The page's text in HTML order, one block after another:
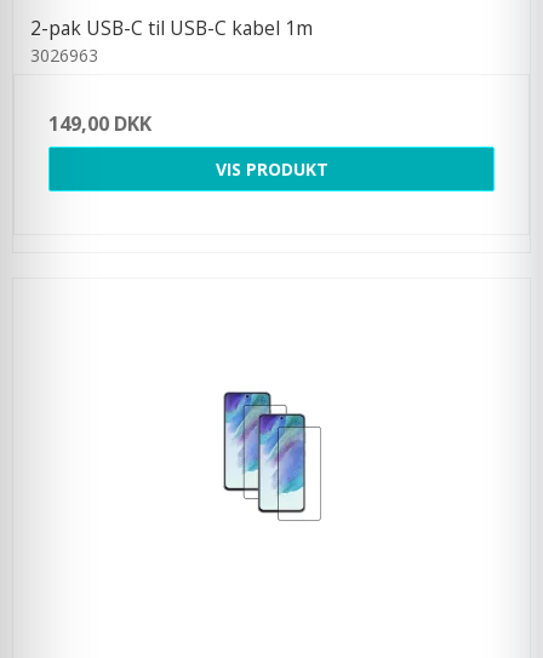
2-pak USB-C til USB-C kabel 1m
3026963
149,00 DKK
VIS PRODUKT